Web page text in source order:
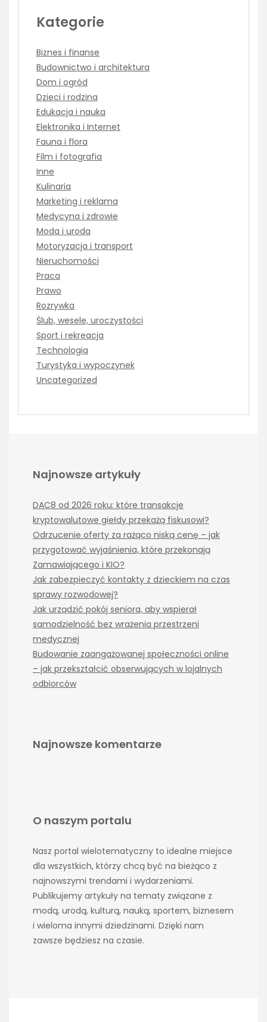
Kategorie
Biznes i finanse
Budownictwo i architektura
Dom i ogród
Dzieci i rodzina
Edukacja i nauka
Elektronika i Internet
Fauna i flora
Film i fotografia
Inne
Kulinaria
Marketing i reklama
Medycyna i zdrowie
Moda i uroda
Motoryzacja i transport
Nieruchomości
Praca
Prawo
Rozrywka
Ślub, wesele, uroczystości
Sport i rekreacja
Technologia
Turystyka i wypoczynek
Uncategorized
Najnowsze artykuły
DAC8 od 2026 roku: które transakcje
kryptowalutowe giełdy przekażą fiskusowi?
Odrzucenie oferty za rażąco niską cenę – jak
przygotować wyjaśnienia, które przekonają
Zamawiającego i KIO?
Jak zabezpieczyć kontakty z dzieckiem na czas
sprawy rozwodowej?
Jak urządzić pokój seniora, aby wspierał
samodzielność bez wrażenia przestrzeni
medycznej
Budowanie zaangażowanej społeczności online
– jak przekształcić obserwujących w lojalnych
odbiorców
Najnowsze komentarze
O naszym portalu
Nasz portal wielotematyczny to idealne miejsce
dla wszystkich, którzy chcą być na bieżąco z
najnowszymi trendami i wydarzeniami.
Publikujemy artykuły na tematy związane z
modą, urodą, kulturą, nauką, sportem, biznesem
i wieloma innymi dziedzinami. Dzięki nam
zawsze będziesz na czasie.